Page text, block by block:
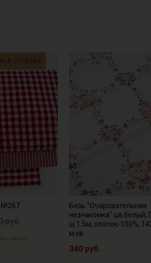
№267
руб.
заказ
Бязь "Очаровательная
незнакомка" цв.белый,
ш.1.5м, хлопок-100%,
м.кв
340 руб.